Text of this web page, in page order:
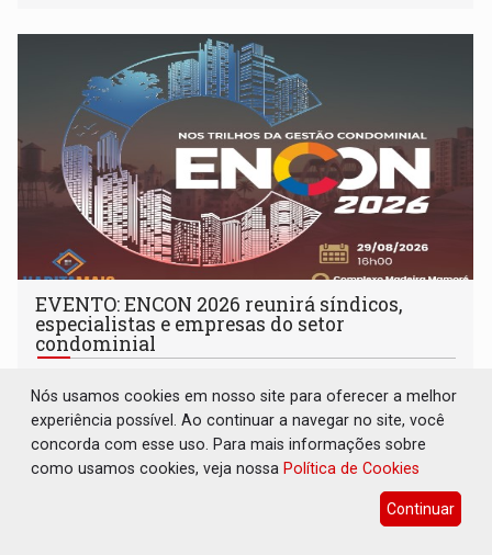
EVENTO: ENCON 2026 reunirá síndicos,
especialistas e empresas do setor
condominial
Nós usamos cookies em nosso site para oferecer a melhor
experiência possível. Ao continuar a navegar no site, você
concorda com esse uso. Para mais informações sobre
como usamos cookies, veja nossa Política de Cookies
Continuar